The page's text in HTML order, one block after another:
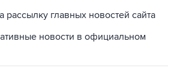
рассылку главных новостей сайта
новости в официальном